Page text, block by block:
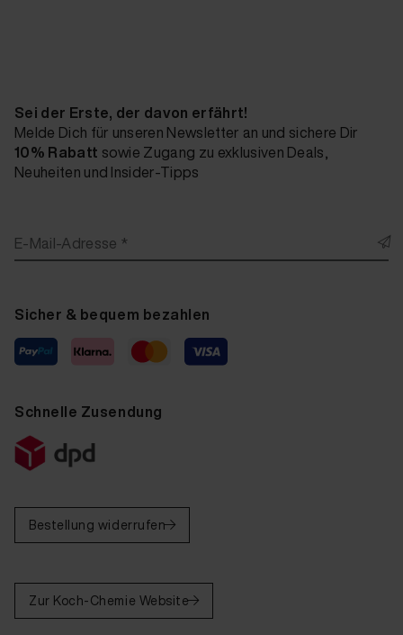
Sei der Erste, der davon erfährt!
Melde Dich für unseren Newsletter an und sichere Dir
10% Rabatt sowie Zugang zu exklusiven Deals,
Neuheiten und Insider-Tipps
E-Mail-Adresse *
Sicher & bequem bezahlen
Schnelle Zusendung
Bestellung widerrufen
Zur Koch-Chemie Website